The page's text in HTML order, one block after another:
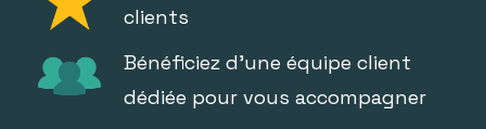
clients
Bénéficiez d'une équipe client
dédiée pour vous accompagner